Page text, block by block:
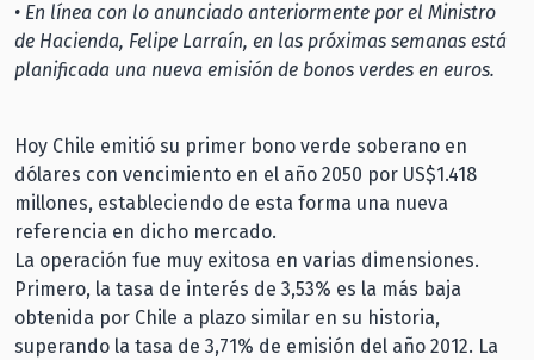
• En línea con lo anunciado anteriormente por el Ministro
de Hacienda, Felipe Larraín, en las próximas semanas está
planificada una nueva emisión de bonos verdes en euros.
Hoy Chile emitió su primer bono verde soberano en
dólares con vencimiento en el año 2050 por US$1.418
millones, estableciendo de esta forma una nueva
referencia en dicho mercado.
La operación fue muy exitosa en varias dimensiones.
Primero, la tasa de interés de 3,53% es la más baja
obtenida por Chile a plazo similar en su historia,
superando la tasa de 3,71% de emisión del año 2012. La